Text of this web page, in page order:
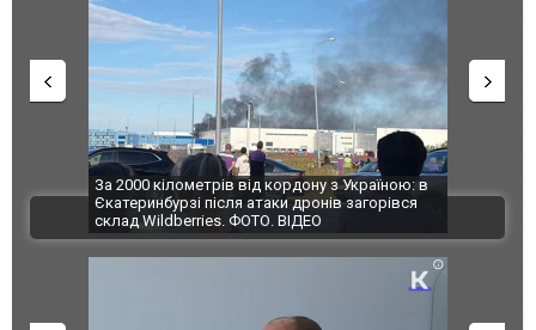
За 2000 кілометрів від кордону з Україною: в
Єкатеринбурзі після атаки дронів загорівся
склад Wildberries. ФОТО. ВІДЕО
"Мої
ВІДЕО